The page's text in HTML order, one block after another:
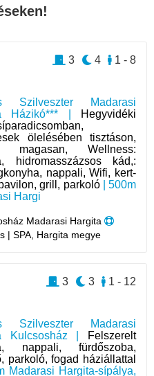
Szilveszter Madarasi
Házikó*** |
Hegyvidéki
ölelésében tisztáson,
magasan, Wellness:
hidromasszázsos kád,:
nappali, Wifi, kert-
grill, parkoló| 500m
Hargi
Madarasi Hargita
| SPA, Hargita megye
1 - 8
4
3
Szilveszter Madarasi
Kulcsosház |
Felszerelt
nappali, fürdőszoba,
parkoló, fogad háziállattal
Madarasi Hargita-sípálya,
1 - 12
3
3